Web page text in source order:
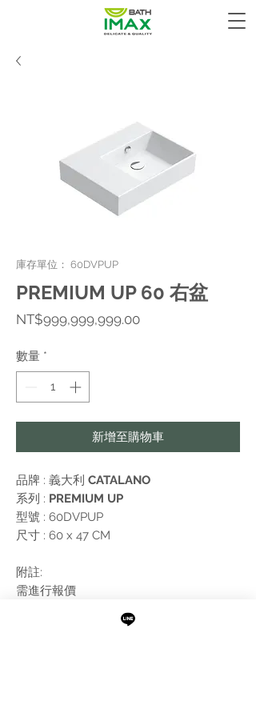
庫存單位： 60DVPUP
PREMIUM UP 60 右盆
NT$999,999,999.00價
數量 *
新增至購物車
品牌 : 義大利 CATALANO
系列 : PREMIUM UP
型號 : 60DVPUP
尺寸 : 60 x 47 CM
附註:
需進行報價